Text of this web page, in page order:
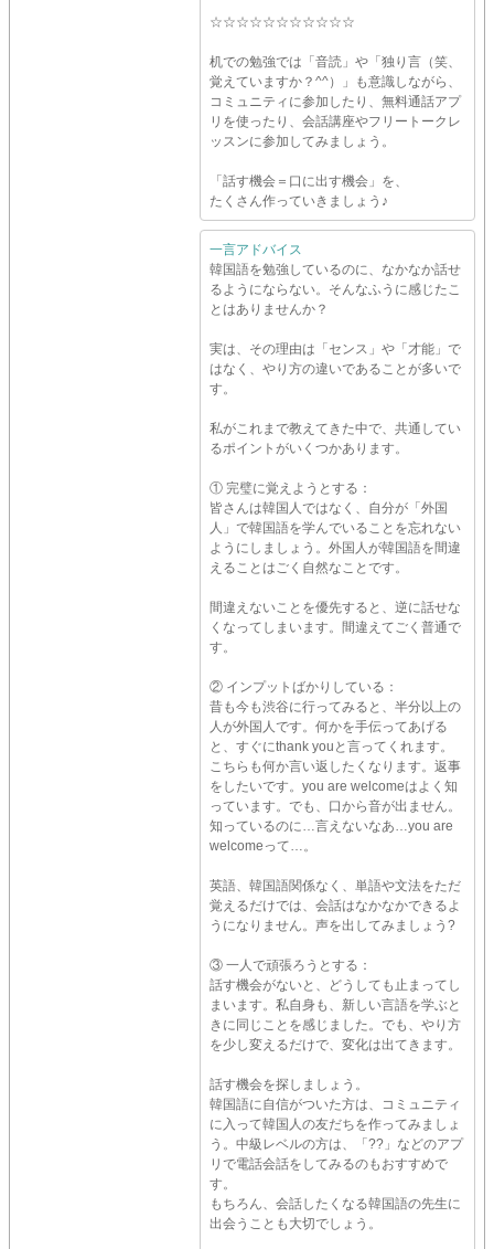
☆☆☆☆☆☆☆☆☆☆☆
机での勉強では「音読」や「独り言（笑、
覚えていますか？^^）」も意識しながら、
コミュニティに参加したり、無料通話アプ
リを使ったり、会話講座やフリートークレ
ッスンに参加してみましょう。
「話す機会＝口に出す機会」を、
たくさん作っていきましょう♪
一言アドバイス
韓国語を勉強しているのに、なかなか話せ
るようにならない。そんなふうに感じたこ
とはありませんか？
実は、その理由は「センス」や「才能」で
はなく、やり方の違いであることが多いで
す。
私がこれまで教えてきた中で、共通してい
るポイントがいくつかあります。
① 完璧に覚えようとする：
皆さんは韓国人ではなく、自分が「外国
人」で韓国語を学んでいることを忘れない
ようにしましょう。外国人が韓国語を間違
えることはごく自然なことです。
間違えないことを優先すると、逆に話せな
くなってしまいます。間違えてごく普通で
す。
② インプットばかりしている：
昔も今も渋谷に行ってみると、半分以上の
人が外国人です。何かを手伝ってあげる
と、すぐにthank youと言ってくれます。
こちらも何か言い返したくなります。返事
をしたいです。you are welcomeはよく知
っています。でも、口から音が出ません。
知っているのに…言えないなあ…you are
welcomeって…。
英語、韓国語関係なく、単語や文法をただ
覚えるだけでは、会話はなかなかできるよ
うになりません。声を出してみましょう?
③ 一人で頑張ろうとする：
話す機会がないと、どうしても止まってし
まいます。私自身も、新しい言語を学ぶと
きに同じことを感じました。でも、やり方
を少し変えるだけで、変化は出てきます。
話す機会を探しましょう。
韓国語に自信がついた方は、コミュニティ
に入って韓国人の友だちを作ってみましょ
う。中級レベルの方は、「??」などのアプ
リで電話会話をしてみるのもおすすめで
す。
もちろん、会話したくなる韓国語の先生に
出会うことも大切でしょう。